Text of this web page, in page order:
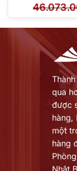
₫.
qua
được
hàng,
một
hàng